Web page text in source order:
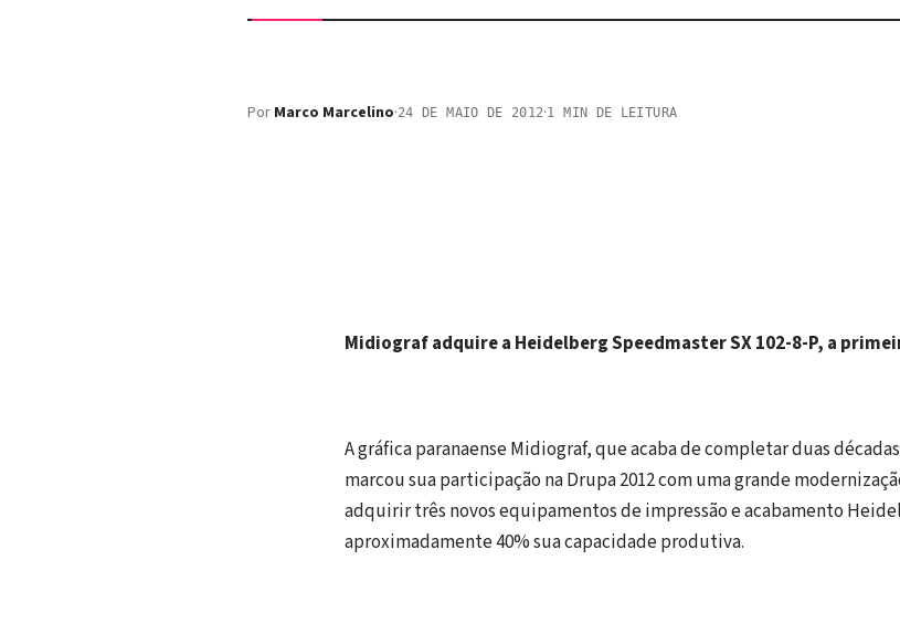
Por Marco Marcelino·24 DE MAIO DE 2012·1 MIN DE LEITURA
Midiograf adquire a Heidelberg Speedmaster SX 102-8-P, a
A gráfica paranaense Midiograf, que acaba de completar duas
marcou sua participação na Drupa 2012 com uma grande
adquirir três novos equipamentos de impressão e acabamento
aproximadamente 40% sua capacidade produtiva.